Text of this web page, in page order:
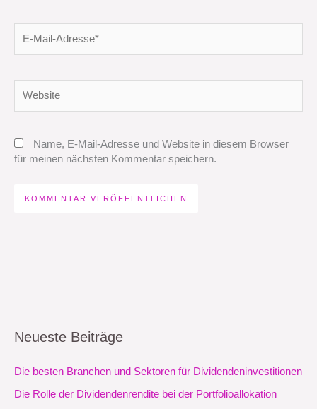
Mail-
Name, E-Mail-Adresse und Website in diesem Browser
für meinen nächsten Kommentar speichern.
Neueste Beiträge
Die besten Branchen und Sektoren für Dividendeninvestitionen
Die Rolle der Dividendenrendite bei der Portfolioallokation